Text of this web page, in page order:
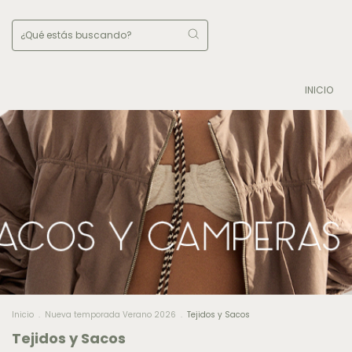
INICIO
Inicio . Nueva temporada Verano 2026 . Tejidos y Sacos
Tejidos y Sacos